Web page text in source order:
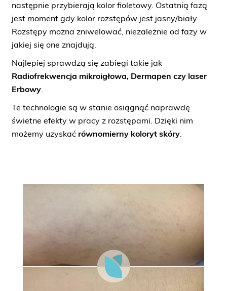
następnie przybierają kolor fioletowy. Ostatnią fazą
jest moment gdy kolor rozstępów jest jasny/biały.
Rozstępy można zniwelować, niezależnie od fazy w
jakiej się one znajdują.
Najlepiej sprawdzą się zabiegi takie jak
Radiofrekwencja mikroigłowa, Dermapen czy laser
Erbowy.
Te technologie są w stanie osiągnąć naprawdę
świetne efekty w pracy z rozstępami. Dzięki nim
możemy uzyskać równomierny koloryt skóry.